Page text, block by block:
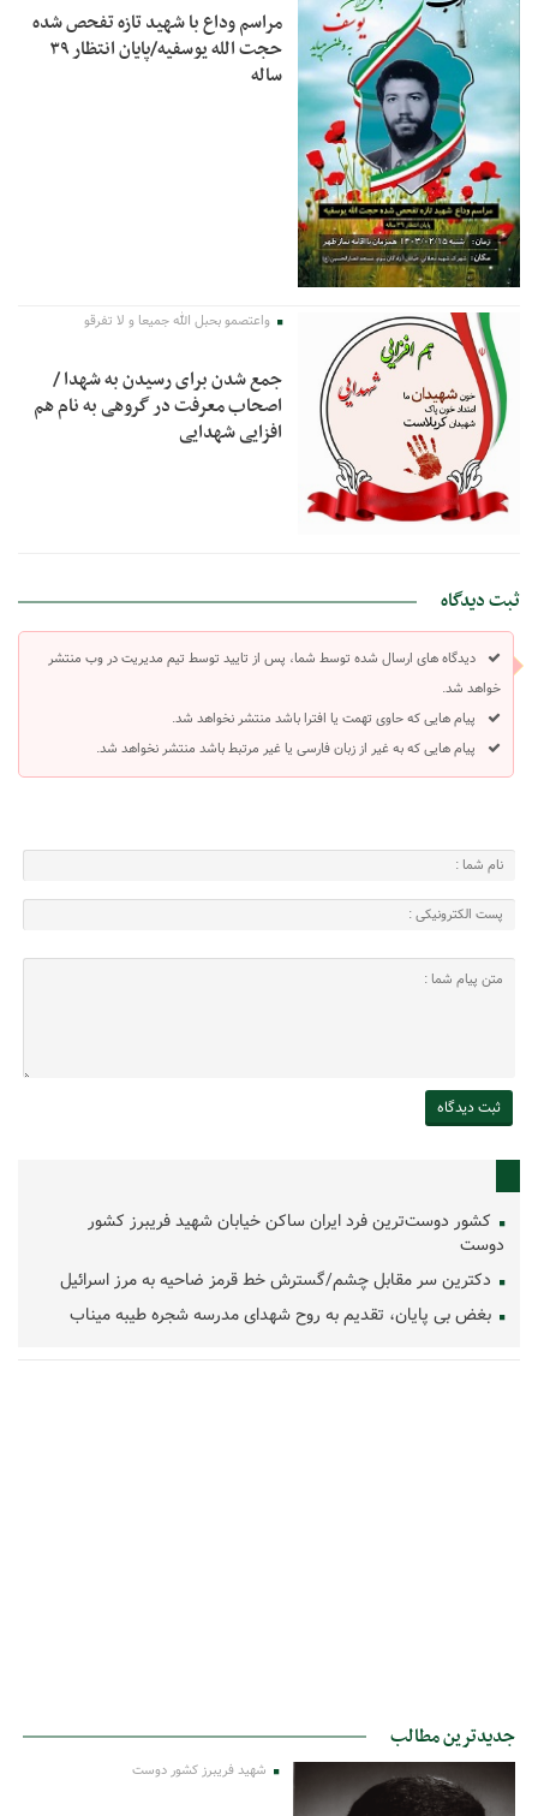
مراسم وداع با شهید تازه تفحص شده
حجت الله یوسفیه/پایان انتظار ۳۹
ساله
واعتصمو بحبل الله جمیعا و لا تفرقو
جمع شدن برای رسیدن به شهدا /
اصحاب معرفت در گروهی به نام هم
افزایی شهدایی
ثبت دیدگاه
دیدگاه های ارسال شده توسط شما، پس از تایید توسط تیم مدیریت در وب منتشر
خواهد شد.
پیام هایی که حاوی تهمت یا افترا باشد منتشر نخواهد شد.
پیام هایی که به غیر از زبان فارسی یا غیر مرتبط باشد منتشر نخواهد شد.
کشور دوست‌ترین فرد ایران ساکن خیابان شهید فریبرز کشور
دوست
دکترین سر مقابل چشم/گسترش خط قرمز ضاحیه به مرز اسرائیل
بغض بی پایان، تقدیم به روح شهدای مدرسه شجره طیبه میناب
جدیدترین مطالب
شهید فریبرز کشور دوست